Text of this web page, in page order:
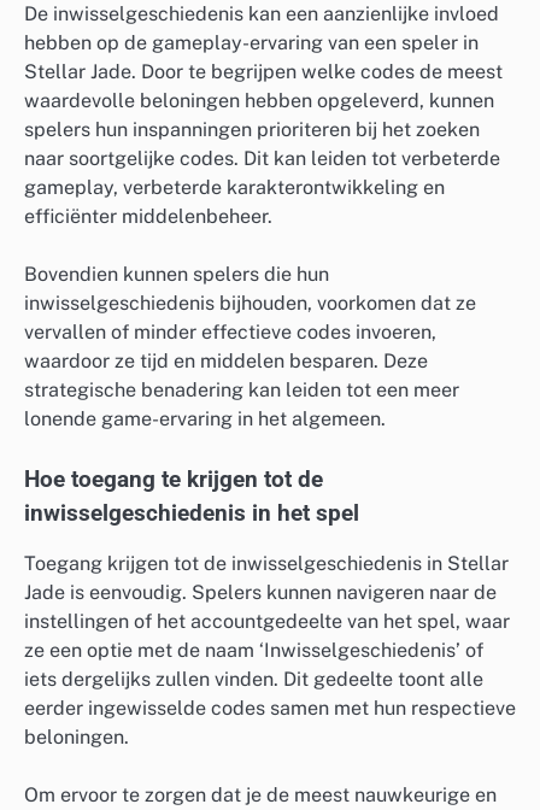
De inwisselgeschiedenis kan een aanzienlijke invloed
hebben op de gameplay-ervaring van een speler in
Stellar Jade. Door te begrijpen welke codes de meest
waardevolle beloningen hebben opgeleverd, kunnen
spelers hun inspanningen prioriteren bij het zoeken
naar soortgelijke codes. Dit kan leiden tot verbeterde
gameplay, verbeterde karakterontwikkeling en
efficiënter middelenbeheer.
Bovendien kunnen spelers die hun
inwisselgeschiedenis bijhouden, voorkomen dat ze
vervallen of minder effectieve codes invoeren,
waardoor ze tijd en middelen besparen. Deze
strategische benadering kan leiden tot een meer
lonende game-ervaring in het algemeen.
Hoe toegang te krijgen tot de
inwisselgeschiedenis in het spel
Toegang krijgen tot de inwisselgeschiedenis in Stellar
Jade is eenvoudig. Spelers kunnen navigeren naar de
instellingen of het accountgedeelte van het spel, waar
ze een optie met de naam ‘Inwisselgeschiedenis’ of
iets dergelijks zullen vinden. Dit gedeelte toont alle
eerder ingewisselde codes samen met hun respectieve
beloningen.
Om ervoor te zorgen dat je de meest nauwkeurige en